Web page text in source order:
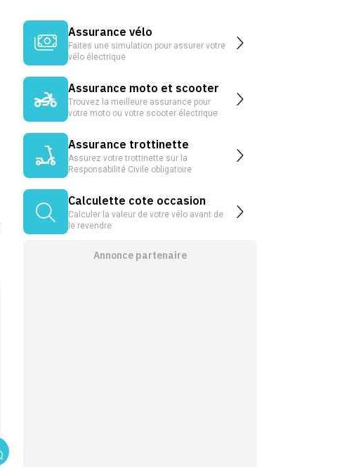
Assurance vélo
Faites une simulation pour assurer votre
vélo électrique
Assurance moto et scooter
Trouvez la meilleure assurance pour
votre moto ou votre scooter électrique
Assurance trottinette
Assurez votre trottinette sur la
Responsabilité Civile obligatoire
Calculette cote occasion
Calculer la valeur de votre vélo avant de
le revendre
Annonce partenaire